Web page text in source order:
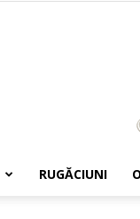
RUGĂCIUNI